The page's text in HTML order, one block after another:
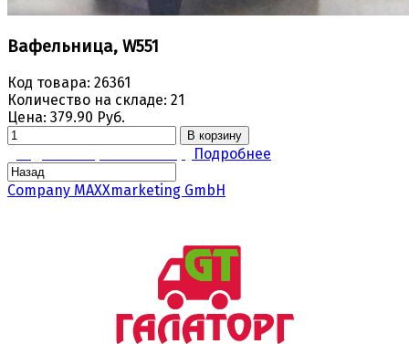
Вафельница, W551
Код товара: 26361
Количество на складе: 21
Цена: 379.90 Руб.
В корзину
Подробнее
Company MAXXmarketing GmbH